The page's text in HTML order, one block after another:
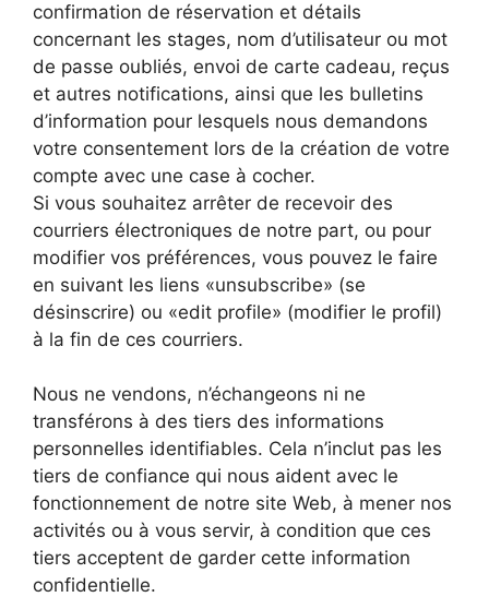
confirmation de réservation et détails
concernant les stages, nom d’utilisateur ou mot
de passe oubliés, envoi de carte cadeau, reçus
et autres notifications, ainsi que les bulletins
d’information pour lesquels nous demandons
votre consentement lors de la création de votre
compte avec une case à cocher.
Si vous souhaitez arrêter de recevoir des
courriers électroniques de notre part, ou pour
modifier vos préférences, vous pouvez le faire
en suivant les liens «unsubscribe» (se
désinscrire) ou «edit profile» (modifier le profil)
à la fin de ces courriers.
Nous ne vendons, n’échangeons ni ne
transférons à des tiers des informations
personnelles identifiables. Cela n’inclut pas les
tiers de confiance qui nous aident avec le
fonctionnement de notre site Web, à mener nos
activités ou à vous servir, à condition que ces
tiers acceptent de garder cette information
confidentielle.